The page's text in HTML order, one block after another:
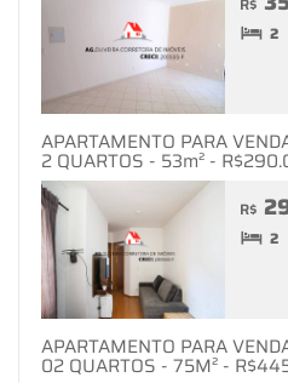
2
APARTAMENTO PARA
2 QUARTOS - 53m² -
R$
2
APARTAMENTO PARA
02 QUARTOS - 75M² -